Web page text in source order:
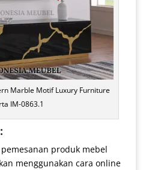
Marble Motif Luxury Furniture
IM-0863.1
produk mebel
menggunakan cara online